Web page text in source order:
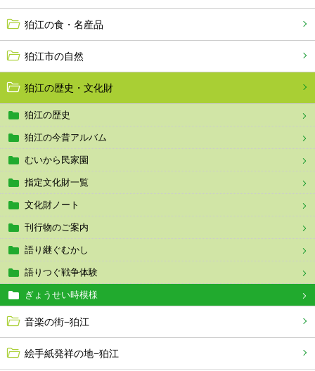
狛江の食・名産品
狛江市の自然
狛江の歴史・文化財
狛江の歴史
狛江の今昔アルバム
むいから民家園
指定文化財一覧
文化財ノート
刊行物のご案内
語り継ぐむかし
語りつぐ戦争体験
ぎょうせい時模様
音楽の街−狛江
絵手紙発祥の地−狛江